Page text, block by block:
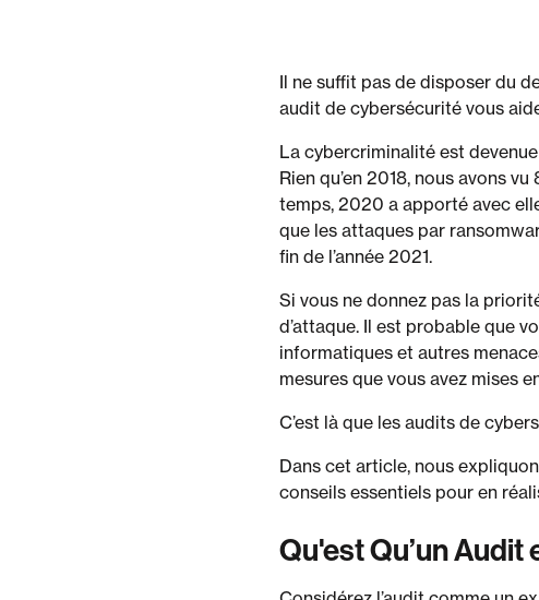
Il ne suffit pas de disposer du
audit de cybersécurité vous
La cybercriminalité est
Rien qu’en 2018, nous avons
temps, 2020 a apporté avec
que les attaques par
fin de l’année 2021.
Si vous ne donnez pas la
d’attaque. Il est probable que
informatiques et autres
mesures que vous avez mises
C’est là que les audits de
Dans cet article, nous
conseils essentiels pour en
Qu'est Qu’un